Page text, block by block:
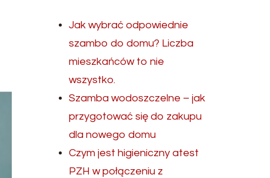
Jak wybrać odpowiednie
szambo do domu? Liczba
mieszkańców to nie
wszystko.
Szamba wodoszczelne – jak
przygotować się do zakupu
dla nowego domu
Czym jest higieniczny atest
PZH w połączeniu z